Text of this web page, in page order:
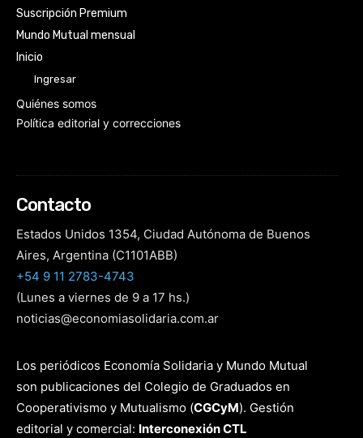
Suscripción Premium
Mundo Mutual mensual
Inicio
Ingresar
Quiénes somos
Política editorial y correcciones
Contacto
Estados Unidos 1354, Ciudad Autónoma de Buenos
Aires, Argentina (C1101ABB)
+54 9 11 2783-4743
(Lunes a viernes de 9 a 17 hs.)
noticias@economiasolidaria.com.ar
Los periódicos Economía Solidaria y Mundo Mutual
son publicaciones del Colegio de Graduados en
Cooperativismo y Mutualismo (CGCyM). Gestión
editorial y comercial: Interconexión CTL